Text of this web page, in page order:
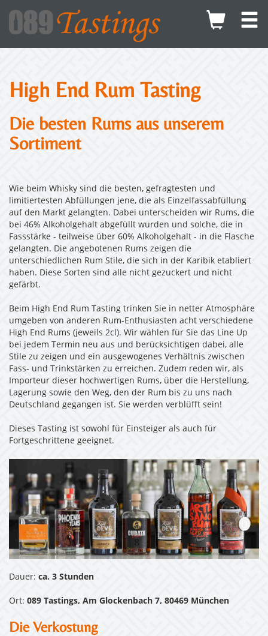
High End Rum Tasting
Die besten Rums aus unserem
Sortiment
Wie beim Whisky sind die besten, gefragtesten und
limitiertesten Abfüllungen jene, die als Einzelfassabfüllung
auf den Markt gelangten. Dabei unterscheiden wir Rums, die
bei 46% Alkoholgehalt abgefüllt wurden und solche, die in
Fassstärke - teilweise über 60% Alkoholgehalt - in die Flasche
gelangten. Die angebotenen Rums zeigen die
unterschiedlichen Rum Stile, die sich in der Karibik etabliert
haben. Diese Sorten sind alle nicht gezuckert und nicht
gefärbt.
Beim High End Rum Tasting trinken Sie in netter Atmosphäre
umgeben von anderen Rum-Enthusiasten acht verschiedene
High End Rums (jeweils 2cl). Wir wählen für Sie das Line Up
bei jedem Termin neu aus und berücksichtigen dabei, alle
Stile zu zeigen und ein ausgewogenes Verhältnis zwischen
Fass- und Trinkstärken zu erreichen. Zudem reden wir, als
Importeur dieser hochwertigen Rums, über die Herstellung,
Lagerung sowie den Weg, den der Rum bis zu uns nach
Deutschland gegangen ist. Sie werden verblüfft sein!
Dieses Tasting ist sowohl für Einsteiger als auch für
Fortgeschrittene geeignet.
Dauer: ca. 3 Stunden
Ort: 089 Tastings, Am Glockenbach 7, 80469 München
Die Verkostung